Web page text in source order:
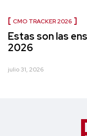
CMO TRACKER 2026
Estas son las
2026
julio 31, 2026